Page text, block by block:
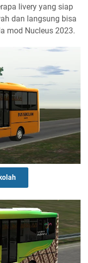
livery yang siap
dan langsung bisa
mod Nucleus 2023.